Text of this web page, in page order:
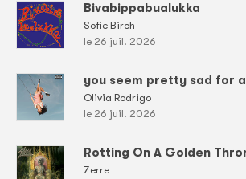
Bivabippabualukka
Sofie Birch
le 26 juil. 2026
you seem pretty sad for
Olivia Rodrigo
le 26 juil. 2026
Rotting On A Golden
Zerre